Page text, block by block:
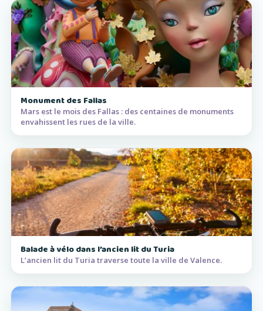
Monument des Fallas
Mars est le mois des Fallas : des centaines de monuments
envahissent les rues de la ville.
Balade à vélo dans l’ancien lit du Turia
L’ancien lit du Turia traverse toute la ville de Valence.